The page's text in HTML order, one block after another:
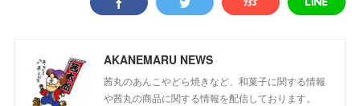
AKANEMARU NEWS
茜丸のあんこやどら焼きなど、和菓子に関する情報
や茜丸の商品に関する情報を配信しております。